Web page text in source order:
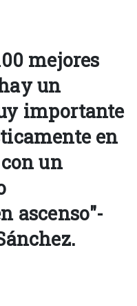
mejores
un
importante
en
un
ascenso"-